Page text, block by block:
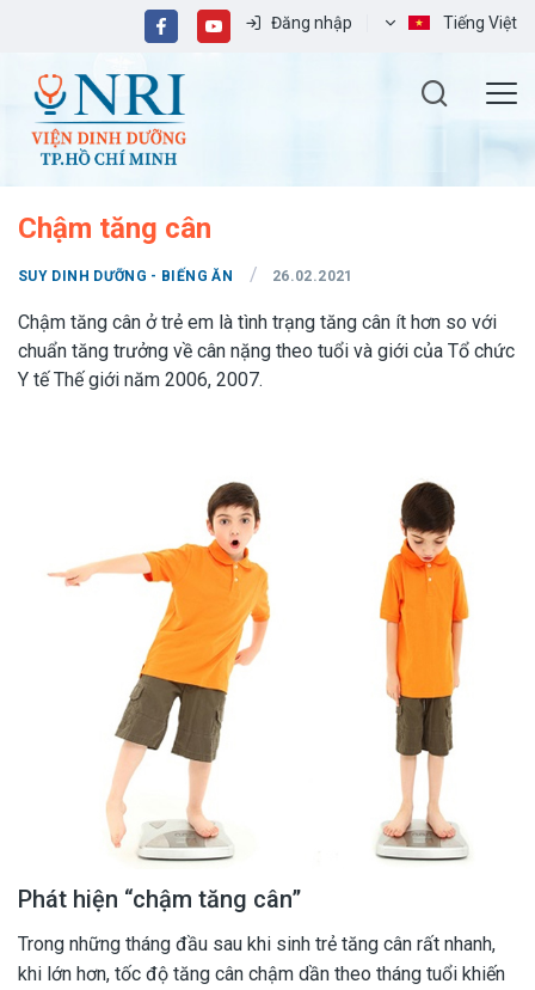
Đăng nhập Tiếng Việt
Chậm tăng cân
SUY DINH DƯỠNG - BIẾNG ĂN / 26.02.2021
Chậm tăng cân ở trẻ em là tình trạng tăng cân ít hơn so với
chuẩn tăng trưởng về cân nặng theo tuổi và giới của Tổ chức
Y tế Thế giới năm 2006, 2007.
Phát hiện “chậm tăng cân”
Trong những tháng đầu sau khi sinh trẻ tăng cân rất nhanh,
khi lớn hơn, tốc độ tăng cân chậm dần theo tháng tuổi khiến